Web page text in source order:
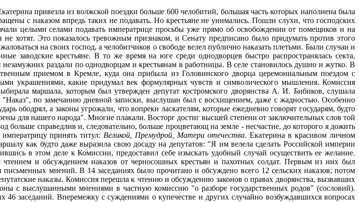
привезла из волжской поездки больше 600 челобитий, большая часть которых наполнена была
с наказом впредь таких не подавать. Но крестьяне не унимались. Пошли слухи, что господских
целыми селами подавать императрице просьбы уже прямо об освобождении от помещиков и на
хотят. Это показалось тревожным признаком, и Сенату предписано было придумать против этого
на своих господ, а челобитчиков о свободе велел публично наказать плетьми. Были случаи и
заводские крестьяне. В то же время на юге среди однодворцев быстро распространялась секта,
раздали по однодворцам и крестьянам в работницы. В селе становилось душно и жутко. В
приемом в Кремле, куда она прибыла из Головинского дворца церемониальным поездом с
украшениями, какие придумал век формулярных чувств и символического мышления. Комиссия
маршала, которым был утвержден депутат костромского дворянства А. И. Бибиков, слушала
по замечанию дневной записки, выслушан был с восхищением, даже с жадностью. Особенно
ободрял, а законы угрожали, что вопреки ласкателям, которые ежедневно говорят государям, будто
для нашего народа". Многие плакали. Восторг достиг высшей степени от заключительных слов той
больше справедлив и, следовательно, больше процветающ на земле - несчастие, до которого я дожить
принять титул: Великой, Премудрой, Матери отечества. Екатерина в красивом личном
как будто даже выразила свою досаду на депутатов: "Я им велела сделать Российской империи
в этом деле к Комиссии, предоставил себе изыскать удобный случай осуществить ее желание.
и обсуждением наказов от черносошных крестьян и пахотных солдат. Первым из них был
мнений. В 14 заседаниях было прочитано и обсуждено всего 12 сельских наказов; потом
наказы. Комиссия перешла к чтению и обсуждению законов о правах дворянства, вызвавших
с выслушанными мнениями в частную комиссию "о разборе государственных родов" (сословий).
заседаний. Вперемежку с суждениями о купечестве и других случайно возбуждавшихся вопросах